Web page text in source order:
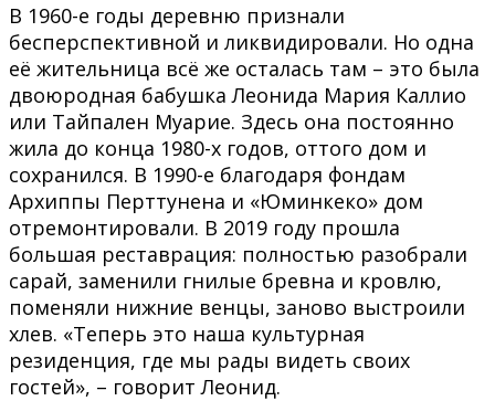
В 1960-е годы деревню признали
бесперспективной и ликвидировали. Но одна
её жительница всё же осталась там – это была
двоюродная бабушка Леонида Мария Каллио
или Тайпален Муарие. Здесь она постоянно
жила до конца 1980-х годов, оттого дом и
сохранился. В 1990-е благодаря фондам
Архиппы Перттунена и «Юминкеко» дом
отремонтировали. В 2019 году прошла
большая реставрация: полностью разобрали
сарай, заменили гнилые бревна и кровлю,
поменяли нижние венцы, заново выстроили
хлев. «Теперь это наша культурная
резиденция, где мы рады видеть своих
гостей», – говорит Леонид.